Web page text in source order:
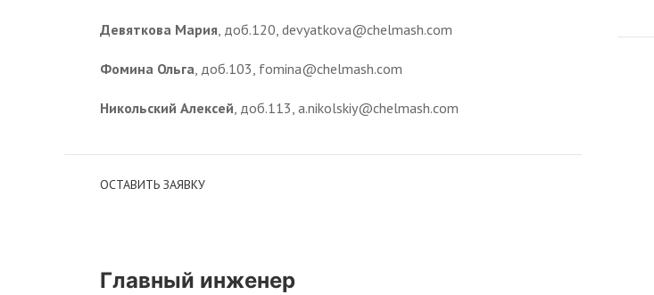
Девяткова Мария , доб.120, devyatkova@chelmash.com
Фомина Ольга , доб.103, fomina@chelmash.com
Никольский Алексей , доб.113, a.nikolskiy@chelmash.com
ОСТАВИТЬ ЗАЯВКУ
Главный инженер